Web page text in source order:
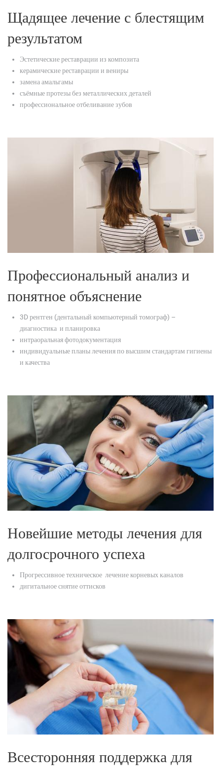
Щадящее лечение с блестящим
результатом
Эстетические реставрации из композита
керамические реставрации и вениры
замена амальгамы
съёмные протезы без металлических деталей
профессиональное отбеливание зубов
Профессиональный анализ и
понятное объяснение
3D рентген (дентальный компьютерный томограф) –
диагностика и планировка
интраоральная фотодокументация
индивидуальные планы лечения по высшим стандартам гигиены
и качества
Новейшие методы лечения для
долгосрочного успеха
Прогрессивное техническое лечение корневых каналов
дигитальное снятие оттисков
Всесторонняя поддержка для